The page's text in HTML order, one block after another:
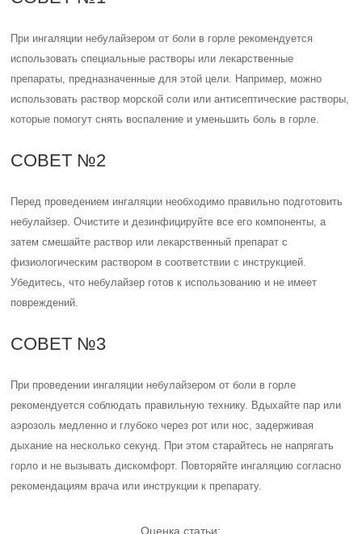
При ингаляции небулайзером от боли в горле рекомендуется
использовать специальные растворы или лекарственные
препараты, предназначенные для этой цели. Например, можно
использовать раствор морской соли или антисептические растворы,
которые помогут снять воспаление и уменьшить боль в горле.
СОВЕТ №2
Перед проведением ингаляции необходимо правильно подготовить
небулайзер. Очистите и дезинфицируйте все его компоненты, а
затем смешайте раствор или лекарственный препарат с
физиологическим раствором в соответствии с инструкцией.
Убедитесь, что небулайзер готов к использованию и не имеет
повреждений.
СОВЕТ №3
При проведении ингаляции небулайзером от боли в горле
рекомендуется соблюдать правильную технику. Вдыхайте пар или
аэрозоль медленно и глубоко через рот или нос, задерживая
дыхание на несколько секунд. При этом старайтесь не напрягать
горло и не вызывать дискомфорт. Повторяйте ингаляцию согласно
рекомендациям врача или инструкции к препарату.
Оценка статьи: